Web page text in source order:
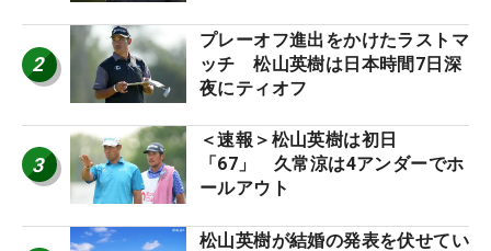
2
プレーオフ進出をかけたラストマ
ッチ 松山英樹は日本時間7日深
夜にティオフ
3
＜速報＞松山英樹は初日
「67」 久常涼は4アンダーでホ
ールアウト
松山英樹が結婚の発表を伏せてい